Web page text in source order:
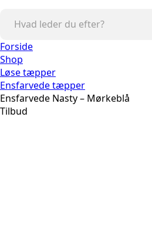
Forside
Shop
Løse tæpper
Ensfarvede tæpper
Ensfarvede Nasty – Mørkeblå
Tilbud